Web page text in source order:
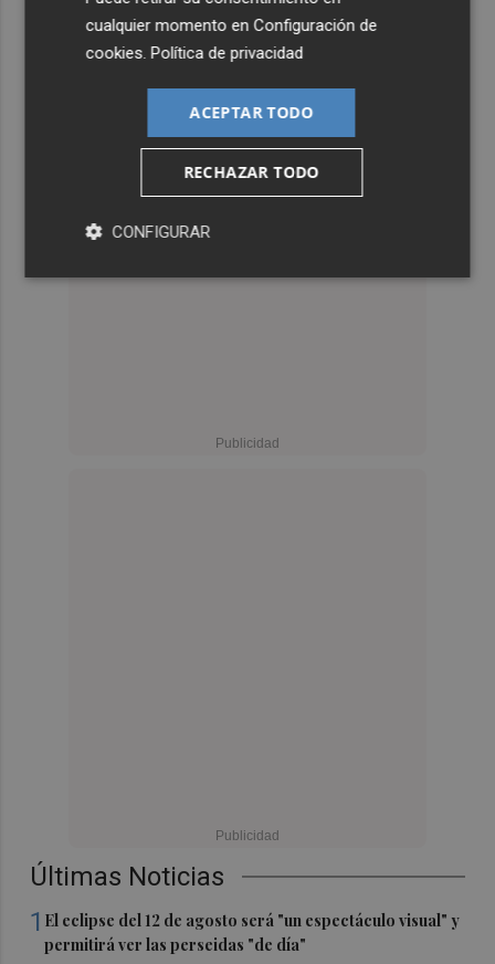
Últimas Noticias
1 El eclipse del 12 de agosto será "un espectáculo visual" y
permitirá ver las perseidas "de día"
cualquier momento enConfiguración de
cookies .Política de privacidad
ACEPTAR TODO
RECHAZAR TODO
CONFIGURAR